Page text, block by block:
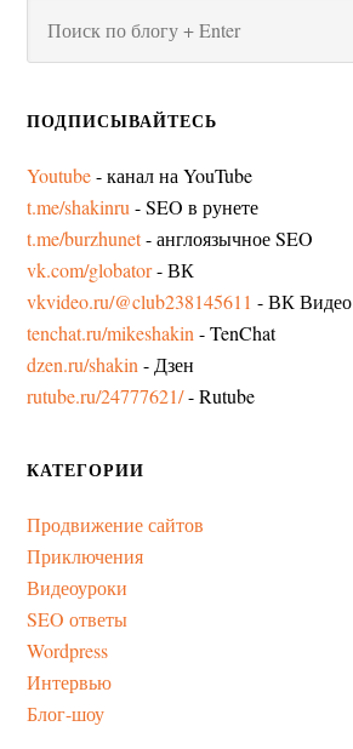
ПОДПИСЫВАЙТЕСЬ
Youtube- канал на YouTube
t.me/shakinru - SEO в рунете
t.me/burzhunet- англоязычное SEO
vk.com/globator- ВК
vkvideo.ru/@club238145611 - ВК Видео
tenchat.ru/mikeshakin - TenChat
dzen.ru/shakin - Дзен
rutube.ru/24777621/- Rutube
КАТЕГОРИИ
Продвижение сайтов
Приключения
Видеоуроки
SEO ответы
Wordpress
Интервью
Блог-шоу